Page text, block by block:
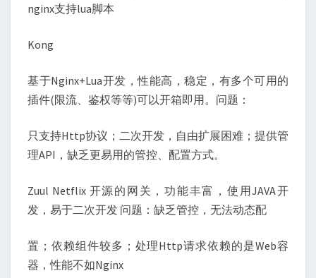
nginx支持lua脚本
Kong
基于Nginx+Lua开发，性能高，稳定，有多个可用的
插件(限流、鉴权等等)可以开箱即用。问题：
只支持Http协议；二次开发，自由扩展困难；提供管
理API，缺乏更易用的管控、配置方式。
Zuul Netflix 开源的网关，功能丰富，使用JAVA开
发，易于二次开发 问题：缺乏管控，无法动态配
置；依赖组件较多；处理Http请求依赖的是Web容
器，性能不如Nginx